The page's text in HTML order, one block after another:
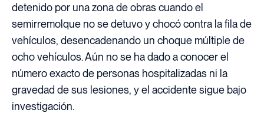
detenido por una zona de obras cuando el
semirremolque no se detuvo y chocó contra la fila de
vehículos, desencadenando un choque múltiple de
ocho vehículos. Aún no se ha dado a conocer el
número exacto de personas hospitalizadas ni la
gravedad de sus lesiones, y el accidente sigue bajo
investigación.